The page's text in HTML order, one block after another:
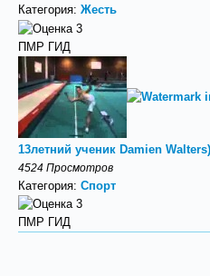
Категория: Жесть
ПМР ГИД
13летний ученик Damien
4524 Просмотров
Категория: Спорт
ПМР ГИД